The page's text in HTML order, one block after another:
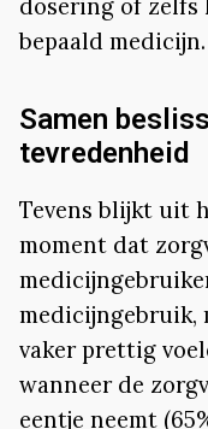
dosering of zelfs
bepaald medicijn.
Samen
tevredenheid
Tevens blijkt uit
moment dat
medicijngebruik,
vaker prettig
wanneer de
eentje neemt